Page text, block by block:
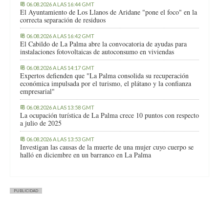
06.08.2026 A LAS 16:44 GMT
El Ayuntamiento de Los Llanos de Aridane "pone el foco" en la
correcta separación de residuos
06.08.2026 A LAS 16:42 GMT
El Cabildo de La Palma abre la convocatoria de ayudas para
instalaciones fotovoltaicas de autoconsumo en viviendas
06.08.2026 A LAS 14:17 GMT
Expertos defienden que "La Palma consolida su recuperación
económica impulsada por el turismo, el plátano y la confianza
empresarial"
06.08.2026 A LAS 13:58 GMT
La ocupación turística de La Palma crece 10 puntos con respecto
a julio de 2025
06.08.2026 A LAS 13:53 GMT
Investigan las causas de la muerte de una mujer cuyo cuerpo se
halló en diciembre en un barranco en La Palma
PUBLICIDAD